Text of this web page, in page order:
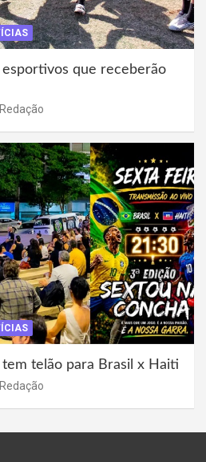
esportivos que receberão
tem telão para Brasil x Haiti